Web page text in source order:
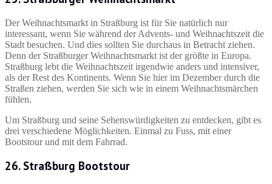
Der Weihnachtsmarkt in Straßburg ist für Sie natürlich nur
interessant, wenn Sie während der Advents- und Weihnachtszeit die
Stadt besuchen. Und dies sollten Sie durchaus in Betracht ziehen.
Denn der Straßburger Weihnachtsmarkt ist der größte in Europa.
Straßburg lebt die Weihnachtszeit irgendwie anders und intensiver,
als der Rest des Kontinents. Wenn Sie hier im Dezember durch die
Straßen ziehen, werden Sie sich wie in einem Weihnachtsmärchen
fühlen.
Um Straßburg und seine Sehenswürdigkeiten zu entdecken, gibt es
drei verschiedene Möglichkeiten. Einmal zu Fuss, mit einer
Bootstour und mit dem Fahrrad.
26. Straßburg Bootstour